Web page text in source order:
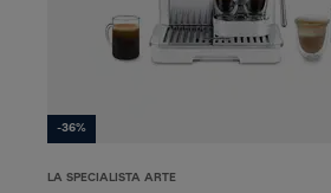
-36%
LA SPECIALISTA ARTE